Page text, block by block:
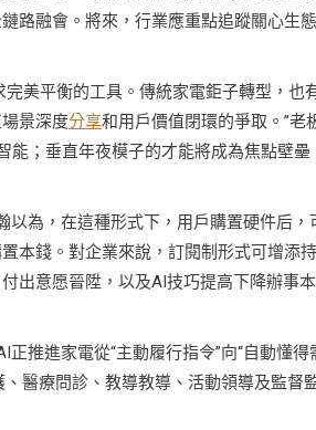
路融會。將來，行業應重點追蹤關心生
美平衡的工具。傳統家電鉅子轉型，也
景深度分享和用戶價值閉環的爭取。”老
；垂直年夜模子的才能將成為焦點壁壘
以為，在這種形式下，用戶購置硬件后，
本錢。對企業來說，訂閱制形式可增添
出意愿晉陞，以及AI技巧提高下降辦事本
推進家電從“主動履行指令”向“自動懂得
醫療問診、教導教導、活動領導及監督